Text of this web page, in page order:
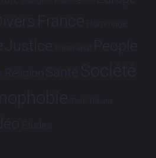
France Hommage
Justice Partenariat People
Religion Santé Société
Tech Tribune
Études